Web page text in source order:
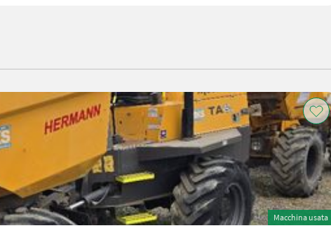
Macchina usata